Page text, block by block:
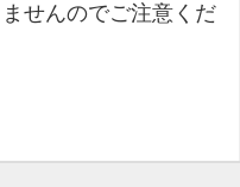
せんのでご注意くだ